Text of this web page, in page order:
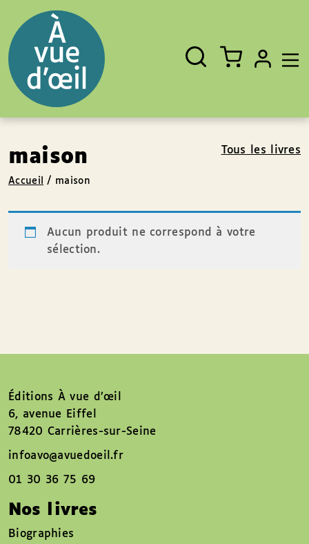
Fermer
Rechercher
un
livre,
un
auteur,
un
EAN
maison Tous les livres
Accueil / maison
Aucun produit ne correspond à votre
sélection.
Éditions À vue d’œil
6, avenue Eiffel
78420 Carrières-sur-Seine
infoavo@avuedoeil.fr
01 30 36 75 69
Nos livres
Biographies